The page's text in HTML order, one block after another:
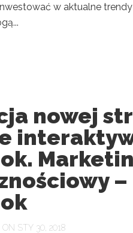
w aktualne
nowej
ON STY 30, 2018